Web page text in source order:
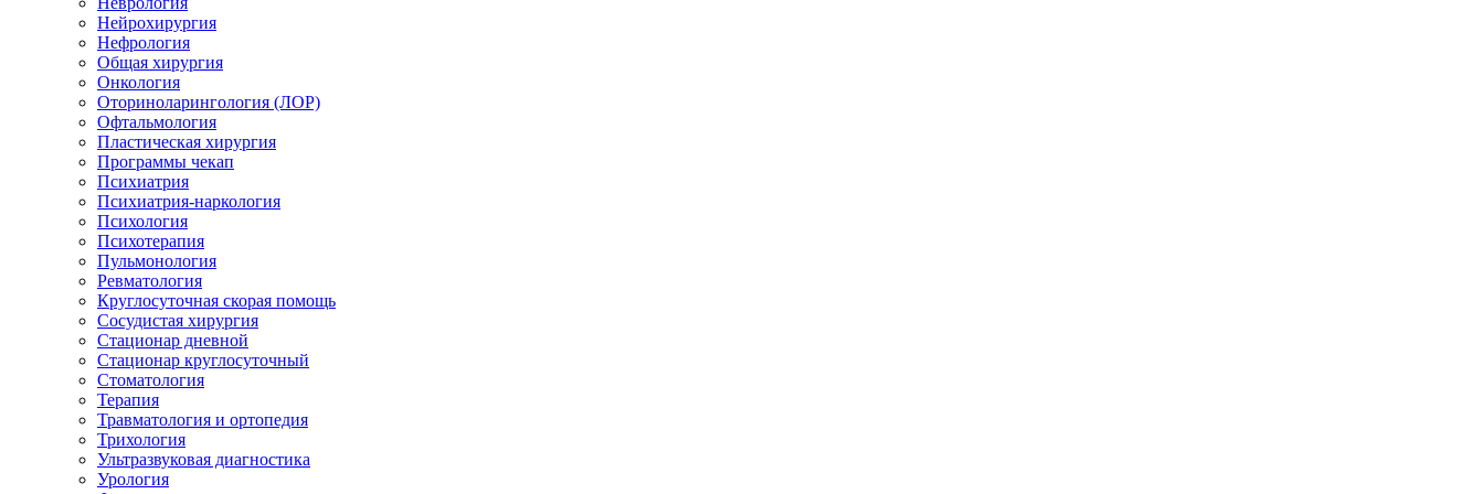
Нейрохирургия
Нефрология
Общая хирургия
Онкология
Оториноларингология (ЛОР)
Офтальмология
Пластическая хирургия
Программы чекап
Психиатрия
Психиатрия-наркология
Психология
Психотерапия
Пульмонология
Ревматология
Круглосуточная скорая помощь
Сосудистая хирургия
Стационар дневной
Стационар круглосуточный
Стоматология
Терапия
Травматология и ортопедия
Трихология
Ультразвуковая диагностика
Урология